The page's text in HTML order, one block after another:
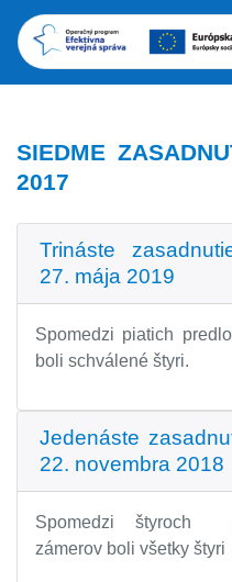
SIEDME
2017
Trináste
27. mája 2019
Spomedzi piatich
boli schválené štyri.
Jedenáste
22. novembra 2018
Spomedzi štyroch
zámerov boli všetky